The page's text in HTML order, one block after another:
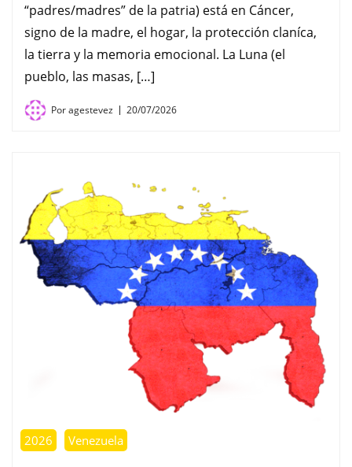
“padres/madres” de la patria) está en Cáncer,
signo de la madre, el hogar, la protección claníca,
la tierra y la memoria emocional. La Luna (el
pueblo, las masas, […]
Poragestevez 20/07/2026
2026 Venezuela